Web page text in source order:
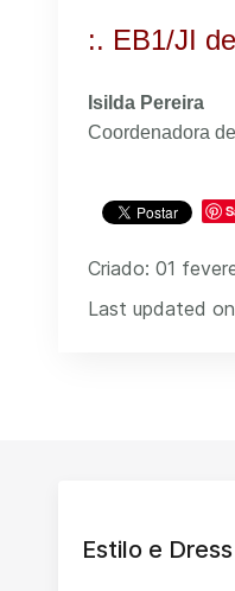
:. EB1/JI
Isilda Pereira
Coordenadora
Criado: 01
Last updated
Estilo e